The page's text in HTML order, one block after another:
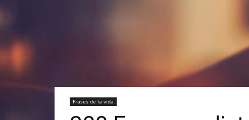
Frases de la vida